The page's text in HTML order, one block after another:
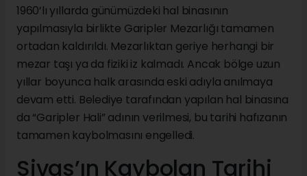
1960’lı yıllarda günümüzdeki hal binasının
yapılmasıyla birlikte Garipler Mezarlığı tamamen
ortadan kaldırıldı. Mezarlıktan geriye herhangi bir
mezar taşı ya da fiziki iz kalmadı. Ancak bölge uzun
yıllar boyunca halk arasında eski adıyla anılmaya
devam etti. Belediye tarafından yapılan hal binasına
da “Garipler Hali” adının verilmesi, bu tarihi hafızanın
tamamen kaybolmasını engelledi.
Sivas’ın Kaybolan Tarihi